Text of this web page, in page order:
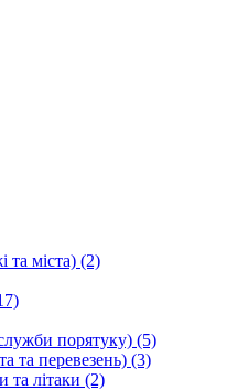
та міста) (2)
порятуку) (5)
та перевезень) (3)
та літаки (2)